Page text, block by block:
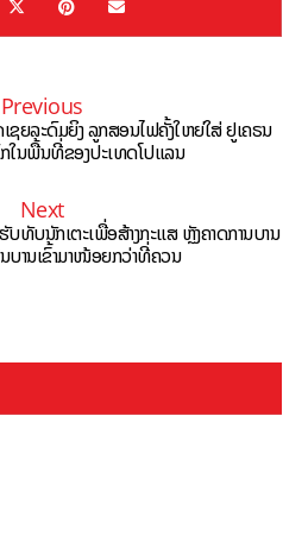
Previous
ຊຍລະດົມຍິງ ລູກສອນໄຟຄັ້ງໃຫຍ່ໃສ່ ຢູເຄຣນ
ໃນພື້ນທີ່ຂອງປະເທດໂປແລນ
Next
ທັບນັກເຕະເພື່ອສ້າງກະແສ ຫຼັງຄາດການບານ
ບານເຂົ້າມາໜ້ອຍກວ່າທີ່ຄວນ